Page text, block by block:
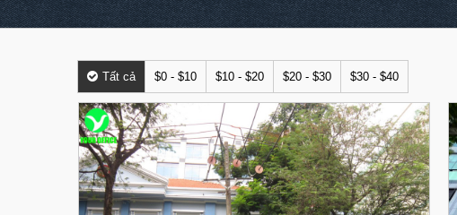
Tất cả $0 - $10 $10 - $20 $20 - $30 $30 - $40